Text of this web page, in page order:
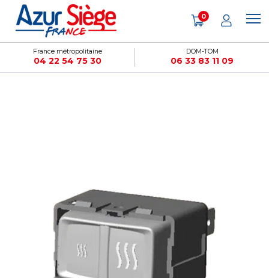
France métropolitaine
04 22 54 75 30
DOM-TOM
06 33 83 11 09
0
Panneau de gestion des cookies